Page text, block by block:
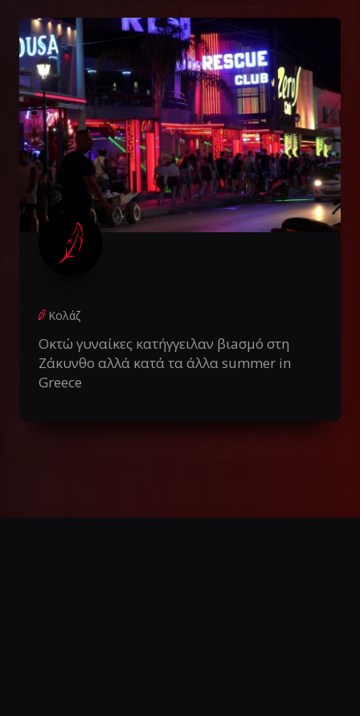
Κολάζ
Οκτώ γυναίκες κατήγγειλαν βιaσμό στη
Ζάκυνθο αλλά κατά τα άλλα summer in
Greece